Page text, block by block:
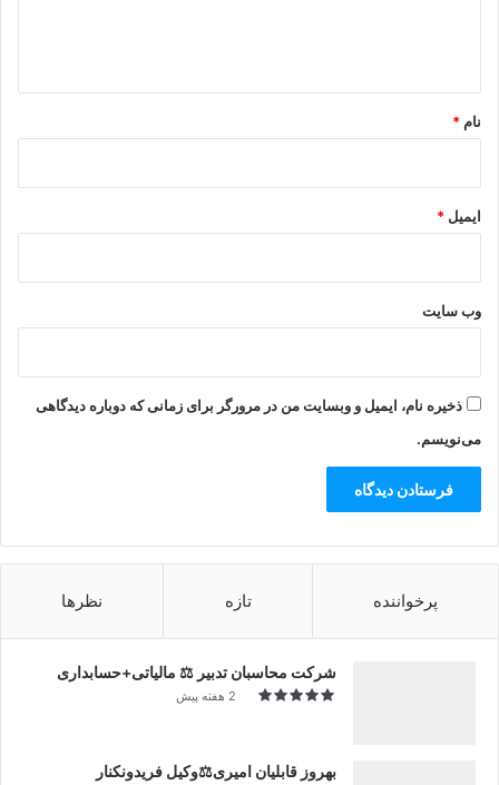
نام *
ایمیل *
وب‌ سایت
ذخیره نام، ایمیل و وبسایت من در مرورگر برای زمانی که دوباره دیدگاهی
می‌نویسم.
پرخواننده تازه نظرها
شرکت محاسبان تدبیر ⚖️ مالیاتی+حسابداری
2 هفته پیش
بهروز قابلیان امیری⚖️وکیل فریدونکنار